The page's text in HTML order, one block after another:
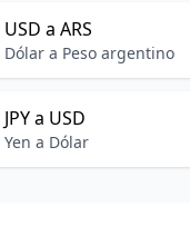
USD a ARS
Dólar a Peso argentino
JPY a USD
Yen a Dólar